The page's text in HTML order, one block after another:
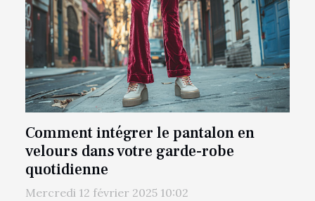
Comment intégrer le pantalon en
velours dans votre garde-robe
quotidienne
Mercredi 12 février 2025 10:02